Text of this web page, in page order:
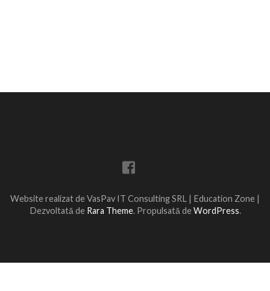
Website realizat de VasPav IT Consulting SRL | Education Zone |
Dezvoltată de Rara Theme. Propulsată deWordPress.